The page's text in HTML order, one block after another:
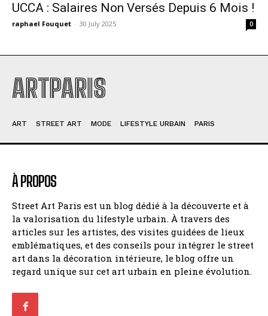
UCCA : Salaires Non Versés Depuis 6 Mois !
raphael Fouquet - 30 July 2025 0
ARTPARIS
ART STREET ART MODE LIFESTYLE URBAIN PARIS
À PROPOS
Street Art Paris est un blog dédié à la découverte et à
la valorisation du lifestyle urbain. À travers des
articles sur les artistes, des visites guidées de lieux
emblématiques, et des conseils pour intégrer le street
art dans la décoration intérieure, le blog offre un
regard unique sur cet art urbain en pleine évolution.